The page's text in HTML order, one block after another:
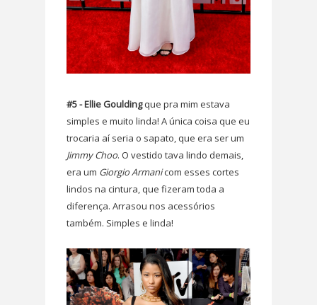
#5 - Ellie Gouldingque pra mim estava
simples e muito linda! A única coisa que eu
trocaria aí seria o sapato, que era ser um
Jimmy Choo. O vestido tava lindo demais,
era um Giorgio Armanicom esses cortes
lindos na cintura, que fizeram toda a
diferença. Arrasou nos acessórios
também. Simples e linda!